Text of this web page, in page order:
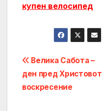
купен велосипед
Post
Велика Сабота –
ден пред
вocкpeceние